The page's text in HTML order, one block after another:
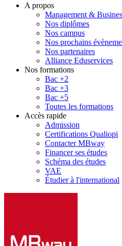
A propos
Management &
Nos diplômes
Nos campus
Nos prochains
Nos partenaires
Alliance Eduservices
Nos formations
Bac +2
Bac +3
Bac +5
Toutes les formations
Accès rapide
Admission
Certifications Qualiopi
Contacter MBway
Financer ses études
Schéma des études
VAE
Étudier à l'international